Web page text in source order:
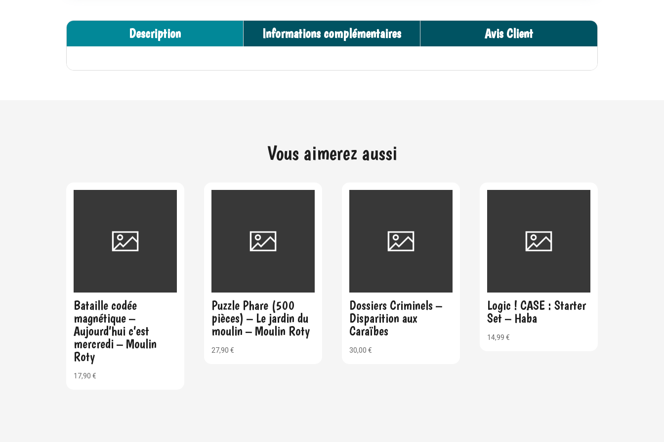
Description Informations complémentaires Avis Client
Vous aimerez aussi
Bataille codée
magnétique –
Aujourd’hui c’est
mercredi – Moulin
Roty
17,90€
Puzzle Phare (500
pièces) – Le jardin du
moulin – Moulin Roty
27,90€
Dossiers Criminels –
Disparition aux
Caraïbes
30,00€
Logic ! CASE : Starter
Set – Haba
14,99€